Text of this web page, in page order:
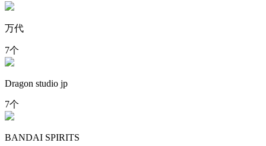
万代
7个
Dragon studio jp
7个
BANDAI SPIRITS